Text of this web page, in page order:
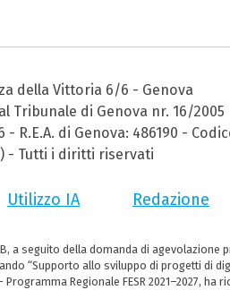
della Vittoria 6/6 - Genova
Tribunale di Genova nr. 16/2005
di Genova: 486190 -
- Tutti i diritti riservati
Utilizzo IA Redazione
a seguito della domanda di
“Supporto allo sviluppo di progetti di
Regionale FESR 2021–2027, ha